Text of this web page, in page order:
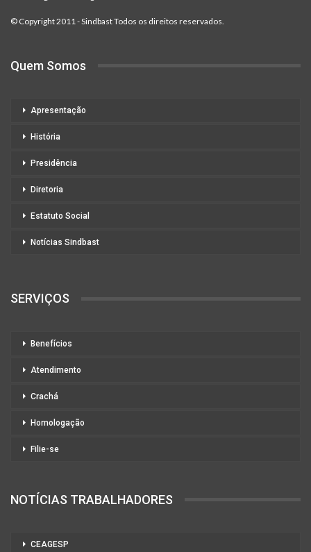
© Copyright 2011 - Sindbast Todos os direitos reservados.
Quem Somos
Apresentação
História
Presidência
Diretoria
Estatuto Social
Notícias Sindbast
SERVIÇOS
Benefícios
Atendimento
Crachá
Homologação
Filie-se
NOTÍCIAS TRABALHADORES
CEAGESP